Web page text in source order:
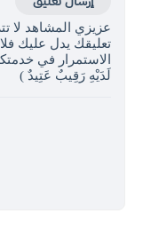
عزيزي المشاهد لا
تعليقك يدل عليك
الاستمرار في
لَدَيْهِ رَقِيبٌ عَتِيدٌ )